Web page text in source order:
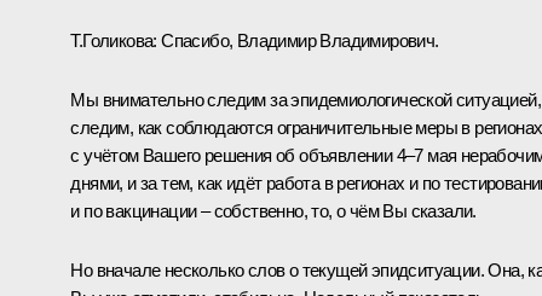
Т.Голикова: Спасибо, Владимир Владимирович.
Мы внимательно следим за эпидемиологической ситуацией,
следим, как соблюдаются ограничительные меры в регионах
с учётом Вашего решения об объявлении 4–7 мая
днями, и за тем, как идёт работа в регионах и по
и по вакцинации – собственно, то, о чём Вы сказали.
Но вначале несколько слов о текущей эпидситуации. Она,